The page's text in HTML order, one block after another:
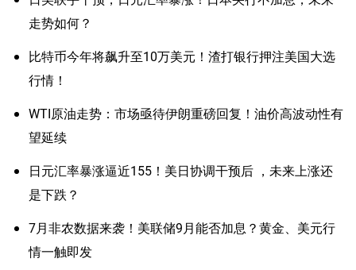
走势如何？
比特币今年将飙升至10万美元！渣打银行押注美国大选
行情！
WTI原油走势：市场亟待伊朗重磅回复！油价高波动性有
望延续
日元汇率暴涨逼近155！美日协调干预后 ，未来上涨还
是下跌？
7月非农数据来袭！美联储9月能否加息？黄金、美元行
情一触即发